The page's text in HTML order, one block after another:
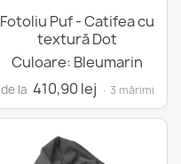
Fotoliu Puf - Catifea cu
textură Dot
Culoare: Bleumarin
de la 410,90 lej · 3 mărimi